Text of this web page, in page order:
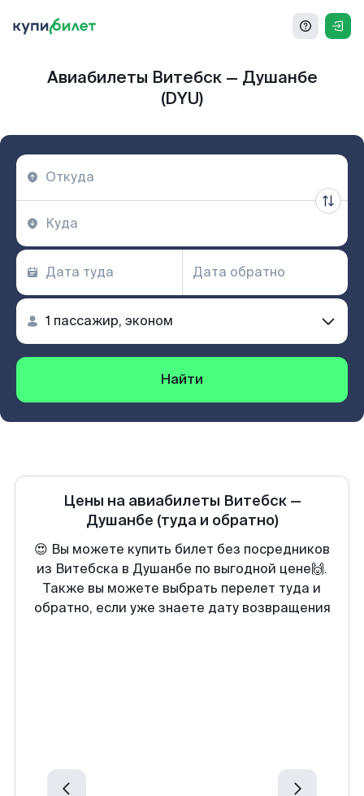
Авиабилеты Витебск — Душанбе
(DYU)
Найти
Цены на авиабилеты Витебск—
Душанбе (туда и обратно)
😍 Вы можете купить билет без посредников
из Витебска в Душанбе по выгодной цене🙌.
Также вы можете выбрать перелет туда и
обратно, если уже знаете дату возвращения